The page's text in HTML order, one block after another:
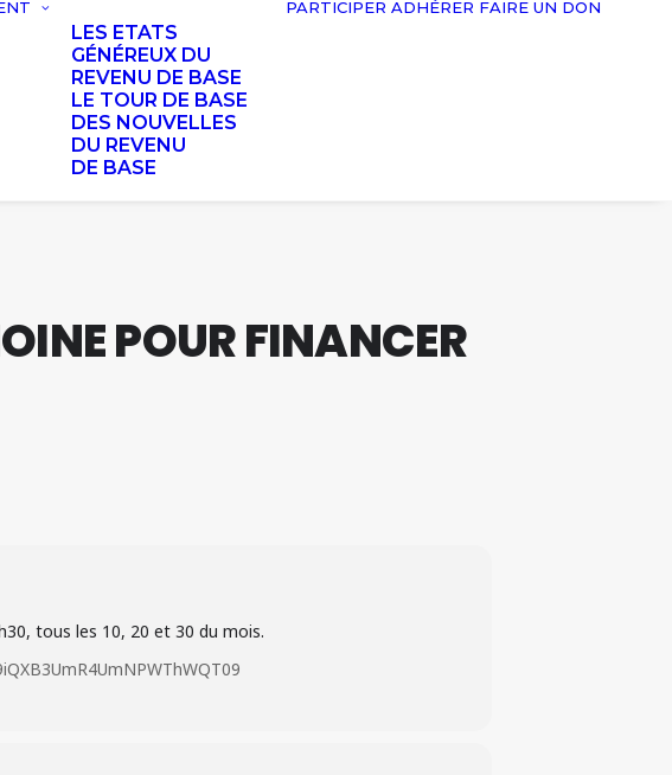
LES ETATS
GÉNÉREUX DU
REVENU DE BASE
LE TOUR DE BASE
DES NOUVELLES
DU REVENU
DE BASE
PARTICIPER ADHÉRER FAIRE UN DON
POUR FINANCER
tous les 10, 20 et 30 du mois.